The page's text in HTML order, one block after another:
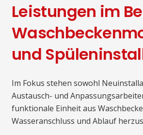
Leistungen im
und
Im Fokus stehen sowohl
Austausch- und
funktionale Einheit aus
Wasseranschluss und Ablauf